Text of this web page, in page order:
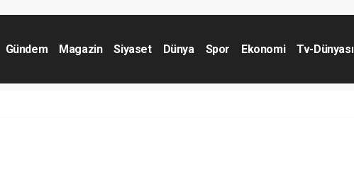
Gündem Magazin Siyaset Dünya Spor Ekonomi Tv-Dünyası